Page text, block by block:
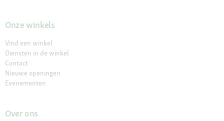
Onze winkels
Vind een winkel
Diensten in de winkel
Contact
Nieuwe openingen
Evenementen
Over ons